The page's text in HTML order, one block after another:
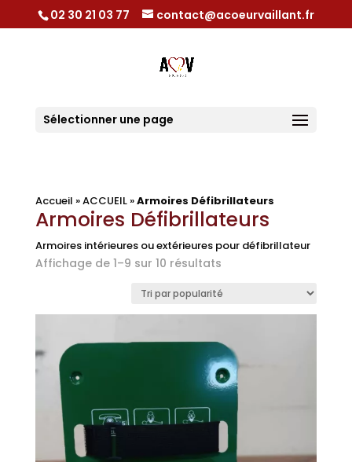
02 30 21 03 77 contact@acoeurvaillant.fr
Sélectionner une page
Accueil »ACCUEIL»Armoires Défibrillateurs
Armoires Défibrillateurs
Armoires intérieures ou extérieures pour défibrillateur
Affichage de 1–9 sur 10 résultatsTrié
popularité